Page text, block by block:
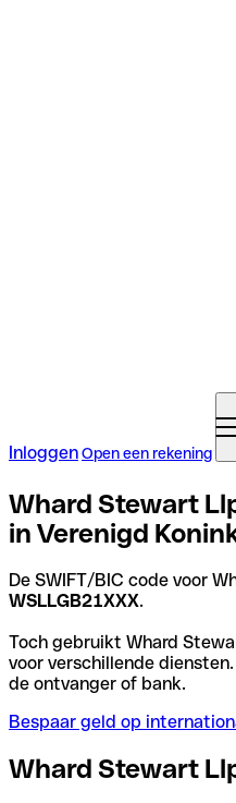
InloggenOpen een rekening
Whard Stewart
in Verenigd
De SWIFT/BIC code voor
WSLLGB21XXX.
Toch gebruikt Whard
voor verschillende
de ontvanger of bank.
Bespaar geld op
Whard Stewart